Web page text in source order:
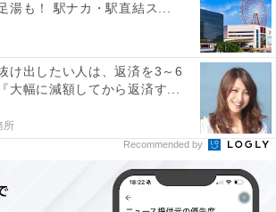
湯も！ 駅ナカ・駅直結ス...
け出したい人は、返済を3～6
大幅に減額してから返済す...
所
Recommended by